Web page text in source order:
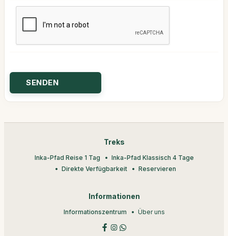
Treks
Inka-Pfad Reise 1 Tag
Inka-Pfad Klassisch 4 Tage
Direkte Verfügbarkeit
Reservieren
Informationen
Informationszentrum Über uns